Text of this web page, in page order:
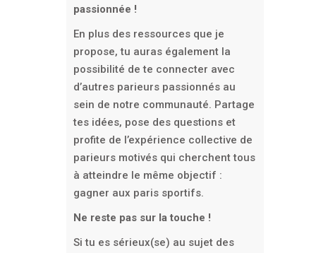
passionnée !
En plus des ressources que je
propose, tu auras également la
possibilité de te connecter avec
d’autres parieurs passionnés au
sein de notre communauté. Partage
tes idées, pose des questions et
profite de l’expérience collective de
parieurs motivés qui cherchent tous
à atteindre le même objectif :
gagner aux paris sportifs.
Ne reste pas sur la touche !
Si tu es sérieux(se) au sujet des